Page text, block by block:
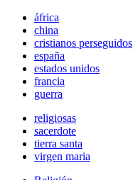
áfrica
china
cristianos perseguidos
españa
estados unidos
francia
guerra
religiosas
sacerdote
tierra santa
virgen maria